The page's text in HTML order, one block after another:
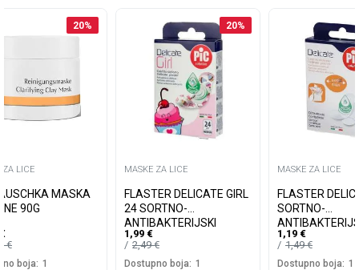
20%
ZA LICE
MASKA
90G
€
€
boja: 1
20%
MASKE ZA LICE
FLASTER DELICATE GIRL
24 SORTNO-
ANTIBAKTERIJSKI
1,99 €
2,49€
Dostupno boja: 1
MASKE ZA LICE
FLASTER
SORTNO-
1,19 €
1,49€
Dostupno boja: 1